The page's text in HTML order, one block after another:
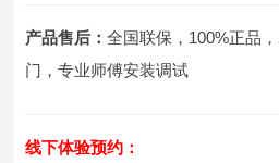
产品售后：全国联保，100%正品
门，专业师傅安装调试
线下体验预约：